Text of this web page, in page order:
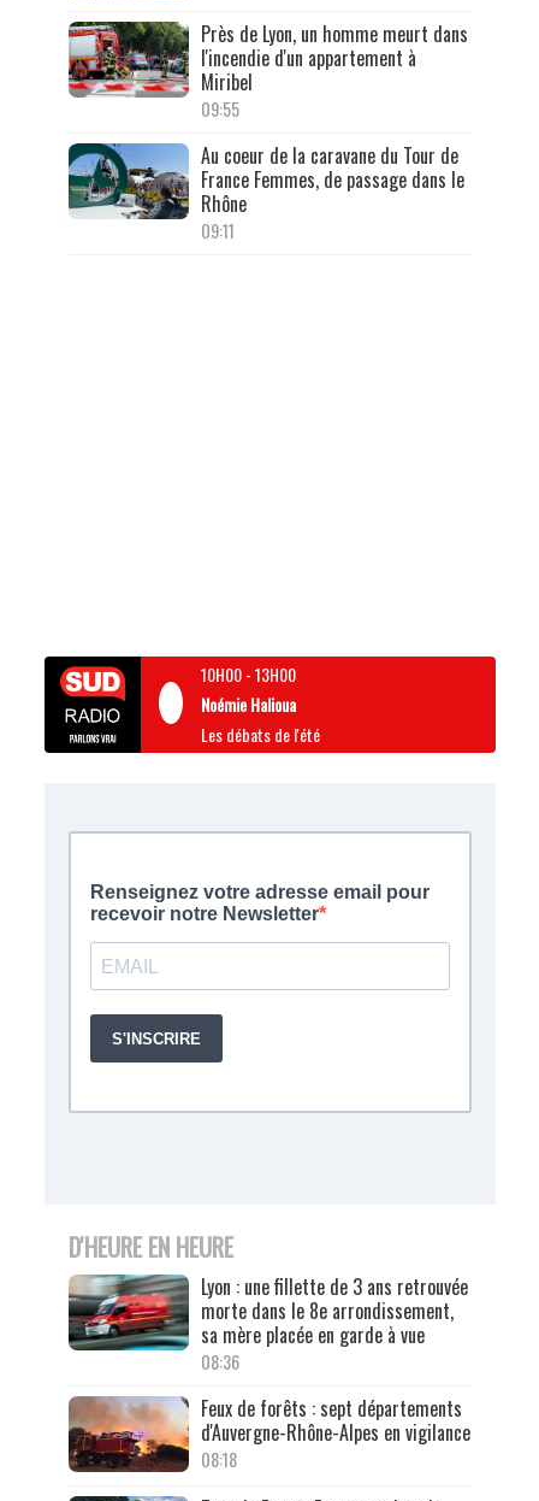
Près de Lyon, un homme meurt dans
l'incendie d'un appartement à
Miribel
09:55
Au coeur de la caravane du Tour de
France Femmes, de passage dans le
Rhône
09:11
10H00-13H00
Noémie Halioua
Les débats de l'été
D'HEURE EN HEURE
Lyon : une fillette de 3 ans retrouvée
morte dans le 8e arrondissement,
sa mère placée en garde à vue
08:36
Feux de forêts : sept départements
d'Auvergne-Rhône-Alpes en vigilance
08:18